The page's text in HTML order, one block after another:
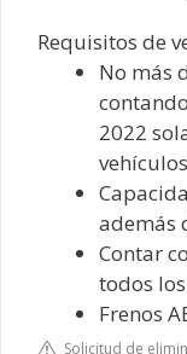
Requisitos de
No más
2022
además
Contar
todos
Frenos
Solicitud de